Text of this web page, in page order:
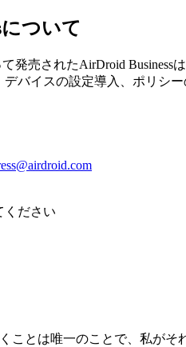
ついて
て発売されたAirDroid
デバイスの設定導入、ポリシ
ください
ことは唯一のことで、私がそ